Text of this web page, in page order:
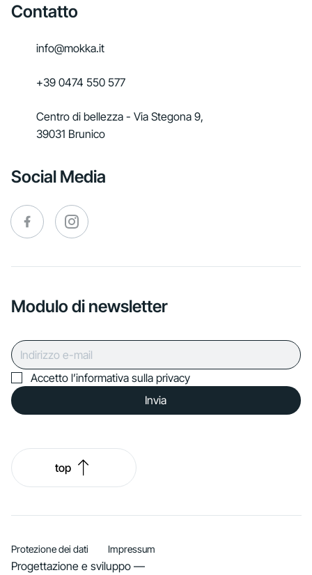
Contatto
info@mokka.it
+39 0474 550 577
Centro di bellezza - Via Stegona 9,
39031 Brunico
Social Media
Modulo di newsletter
Accetto l’informativa sulla privacy
Invia
top
Protezione dei dati Impressum
Progettazione e sviluppo —